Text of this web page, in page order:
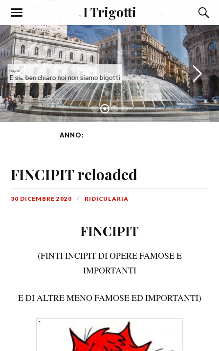
I Trigotti
I Trigotti
E sia ben chiaro noi non siamo bigotti
ANNO:
FINCIPIT reloaded
30 DICEMBRE 2020 RIDICULARIA
FINCIPIT
(FINTI INCIPIT DI OPERE FAMOSE E
IMPORTANTI
E DI ALTRE MENO FAMOSE ED IMPORTANTI)